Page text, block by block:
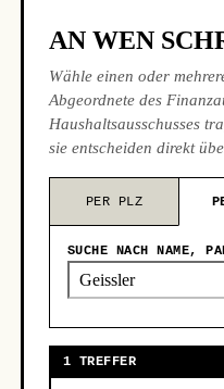
AN WEN
Wähle einen oder
Abgeordnete des
Haushaltsausschusses
sie entscheiden direkt
PER PLZ
SUCHE NACH NAME,
1 TREFFER